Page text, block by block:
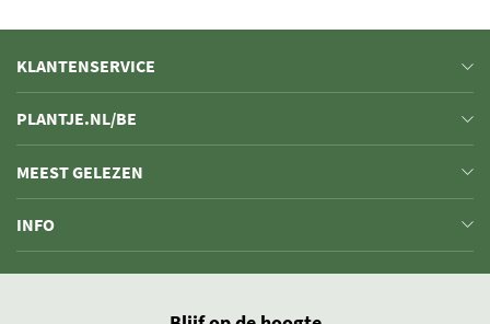
KLANTENSERVICE
PLANTJE.NL/BE
MEEST GELEZEN
INFO